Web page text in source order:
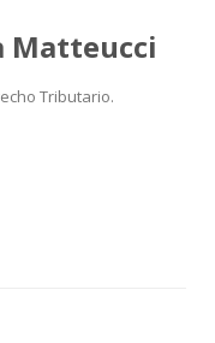
Matteucci
Tributario.